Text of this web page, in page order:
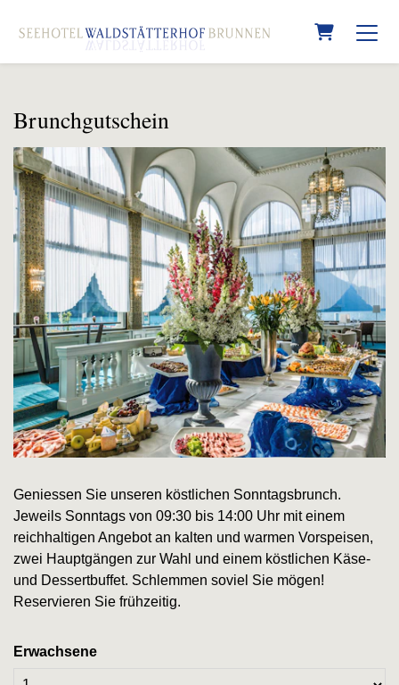
Warenkorb
Brunchgutschein
Geniessen Sie unseren köstlichen Sonntagsbrunch.
Jeweils Sonntags von 09:30 bis 14:00 Uhr mit einem
reichhaltigen Angebot an kalten und warmen Vorspeisen,
zwei Hauptgängen zur Wahl und einem köstlichen Käse-
und Dessertbuffet. Schlemmen soviel Sie mögen!
Reservieren Sie frühzeitig.
Erwachsene